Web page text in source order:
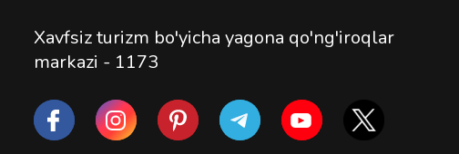
Xavfsiz turizm bo'yicha yagona qo'ng'iroqlar
markazi - 1173